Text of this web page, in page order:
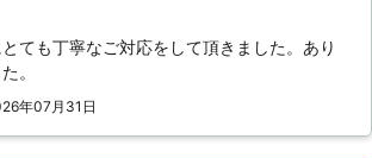
ッテリーに関するお悩みがありました
にも「救急」とありますように、緊急
いち早くお助けしたいという気持ちが
ても丁寧なご対応をして頂きました。あり
。
年07月31日